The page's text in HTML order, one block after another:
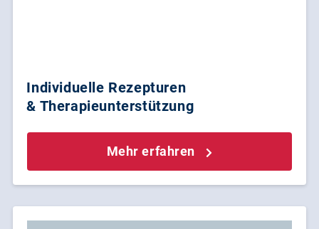
Individuelle Rezepturen
& Therapieunterstützung
Mehr erfahren